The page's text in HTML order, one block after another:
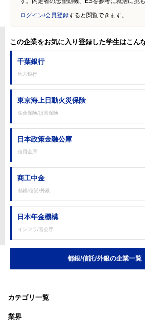
ログイン/会員登録すると閲覧できます。
この企業をお気に入り登録した学生はこん
千葉銀行
地方銀行
東京海上日動火災保険
生命保険/損害保険
日本政策金融公庫
信用金庫
商工中金
都銀/信託/外銀
日本年金機構
インフラ/官公庁
都銀/信託/外銀の企業一覧
カテゴリ一覧
業界